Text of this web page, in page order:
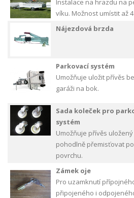
Instalace na hrazdu na
víku. Možnost umístit až
Nájezdová brzda
Parkovací systém
Umožňuje uložit přívěs
garáži na bok.
Sada koleček pro
systém
Umožňuje přívěs
pohodlně přemisťovat
povrchu.
Zámek oje
Pro uzamknutí
připojeného i